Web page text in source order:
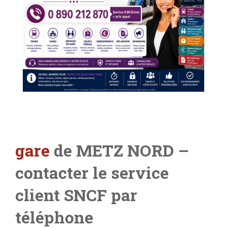
gare de METZ NORD –
contacter le service
client SNCF par
téléphone